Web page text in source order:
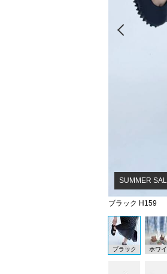
ブラック H159
Prev
SUMMER
ブラック ホワ